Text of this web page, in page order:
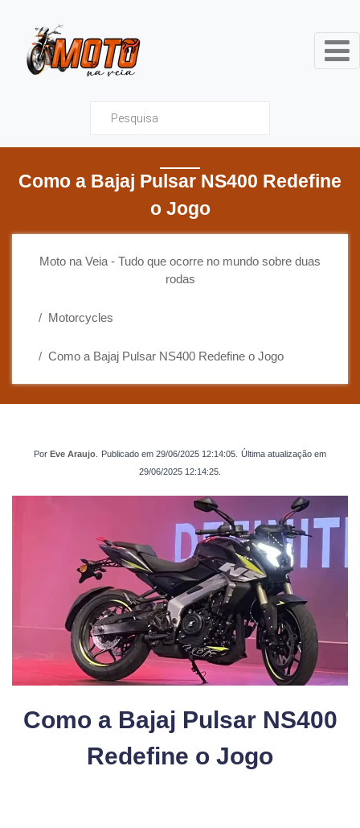
Moto na Veia - Tudo que
Como a Bajaj Pulsar NS400 Redefine
o Jogo
Moto na Veia - Tudo que ocorre no mundo sobre duas
rodas
Motorcycles
Como a Bajaj Pulsar NS400 Redefine o Jogo
Por Eve Araujo Publicado em 29/06/2025 12:14:05 Última atualização em
29/06/2025 12:14:25
Como a Bajaj Pulsar NS400
Redefine o Jogo